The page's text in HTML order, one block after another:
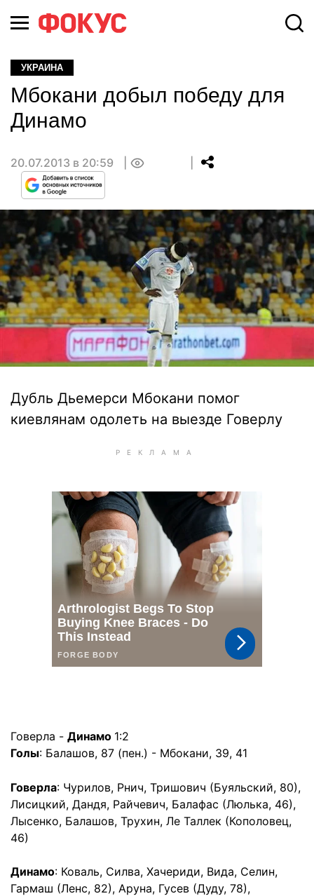
УКРАИНА
Мбокани добыл победу для
Динамо
20.07.2013 в 20:59
Дубль Дьемерси Мбокани помог
киевлянам одолеть на выезде Говерлу
Говерла - Динамо 1:2
Голы: Балашов, 87 (пен.) - Мбокани, 39, 41
Говерла: Чурилов, Рнич, Тришович (Буяльский, 80),
Лисицкий, Дандя, Райчевич, Балафас (Люлька, 46),
Лысенко, Балашов, Трухин, Ле Таллек (Кополовец,
46)
Динамо: Коваль, Силва, Хачериди, Вида, Селин,
Гармаш (Ленс, 82), Аруна, Гусев (Дуду, 78),